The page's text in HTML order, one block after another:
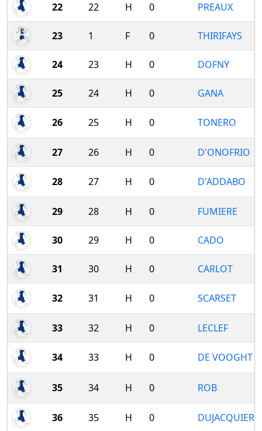
22 22 H 0 PREAUX
23 1 F 0 THIRIFAYS
24 23 H 0 DOFNY
25 24 H 0 GANA
26 25 H 0 TONERO
27 26 H 0 D'ONOFRIO
28 27 H 0 D'ADDABO
29 28 H 0 FUMIERE
30 29 H 0 CADO
31 30 H 0 CARLOT
32 31 H 0 SCARSET
33 32 H 0 LECLEF
34 33 H 0 DE VOOGHT
35 34 H 0 ROB
36 35 H 0 DUJACQUIER